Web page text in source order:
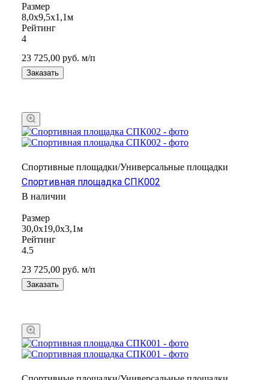
Размер
8,0х9,5х1,1м
Рейтинг
4
23 725,00 руб. м/п
Заказать
Спортивные площадки/Универсальные площадки
Спортивная площадка СПК002
В наличии
Размер
30,0х19,0х3,1м
Рейтинг
4.5
23 725,00 руб. м/п
Заказать